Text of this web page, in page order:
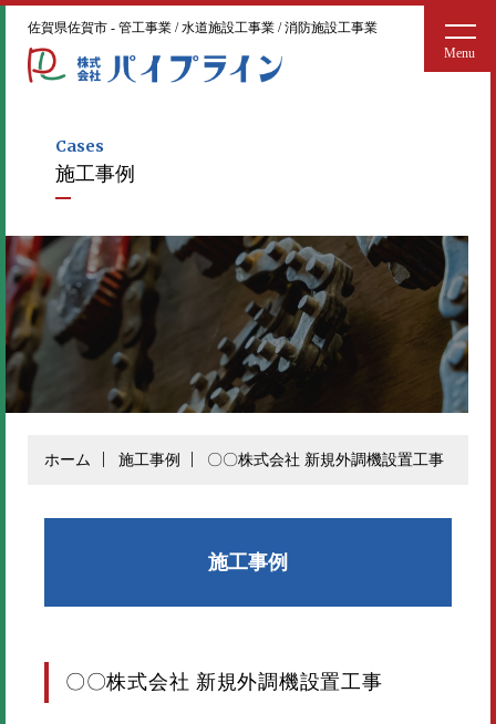
佐賀県佐賀市 - 管工事業 / 水道施設工事業 / 消防施設工事業
Cases
施工事例
ホーム 施工事例 〇〇株式会社 新規外調機設置工事
施工事例
〇〇株式会社 新規外調機設置工事